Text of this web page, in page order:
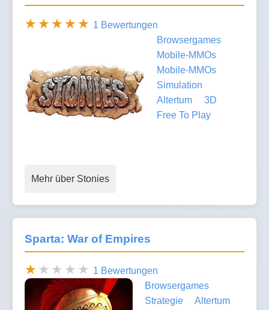
1 Bewertungen
Browsergames
Mobile-MMOs
Mobile-MMOs
Simulation
Altertum
3D
Free To Play
Mehr über Stonies
Sparta: War of Empires
1 Bewertungen
Browsergames
Strategie
Altertum